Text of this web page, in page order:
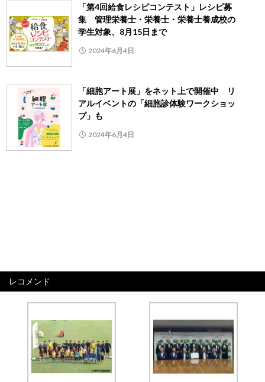
「第4回給食レシピコンテスト」レシピ募
集 管理栄養士・栄養士・栄養士養成校の
学生対象、8月15日まで
2024年6月4日
「細胞アート展」をネット上で開催中 リ
アルイベントの「細胞診体験ワークショッ
プ」も
2024年6月4日
レコメンド